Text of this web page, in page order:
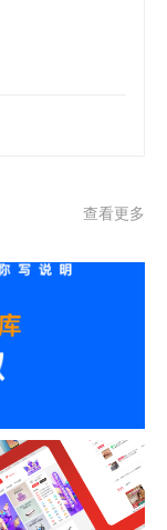
查看更多